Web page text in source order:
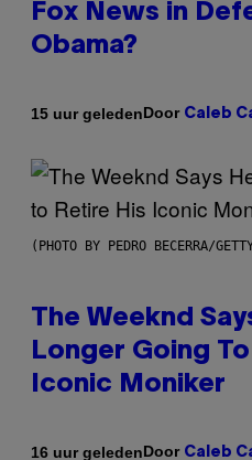
Fox News in
Obama?
15 uur geledenDoor Caleb
(PHOTO BY PEDRO BECERRA/
The Weeknd
Longer Going
Iconic Moniker
16 uur geledenDoor Caleb